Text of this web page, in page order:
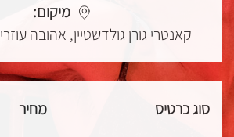
מיקום:
קאנטרי גורן גולדשטיין, אהובה
סוג כרטיס מחיר